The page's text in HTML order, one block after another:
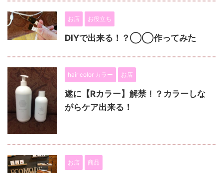
お店 お役立ち
DIYで出来る！？◯◯作ってみた
hair color カラー お店
遂に【Rカラー】解禁！？カラーしな
がらケア出来る！
お店 商品